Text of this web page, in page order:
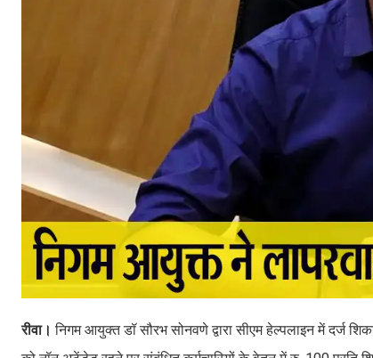
रीवा।निगम आयुक्त डॉ सौरभ सोनवणे द्वारा सीएम हेल्पलाइन में दर्ज